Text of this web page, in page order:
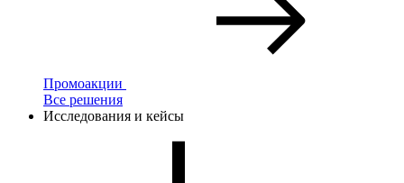
Промоакции
Все решения
Исследования и кейсы